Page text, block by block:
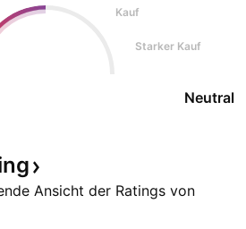
Kauf
Starker Kauf
Neutral
Ansicht der Ratings von